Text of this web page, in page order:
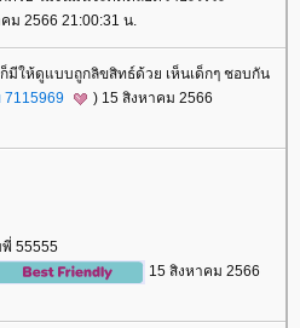
ม 2566 21:00:31 น.
มีให้ดูแบบถูกลิขสิทธ์ด้วย เห็นเด็กๆ ชอบกัน
7115969
) 15 สิงหาคม 2566
พี่ 55555
15 สิงหาคม 2566